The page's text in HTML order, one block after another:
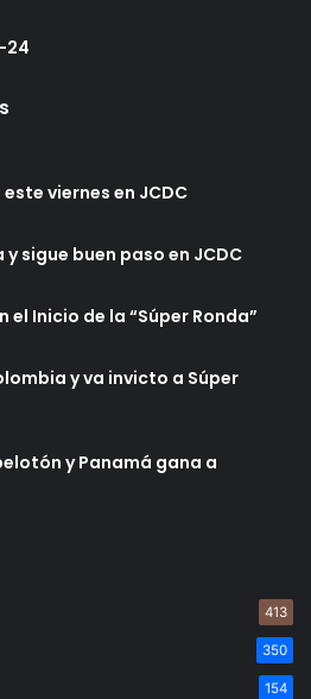
24
viernes en JCDC
sigue buen paso en JCDC
el Inicio de la “Súper Ronda”
y va invicto a Súper
y Panamá gana a
413
350
154